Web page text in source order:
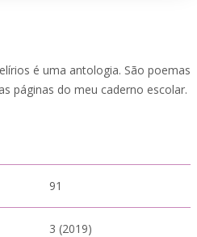
é uma antologia. São poemas
páginas do meu caderno escolar.
91
3 (2019)